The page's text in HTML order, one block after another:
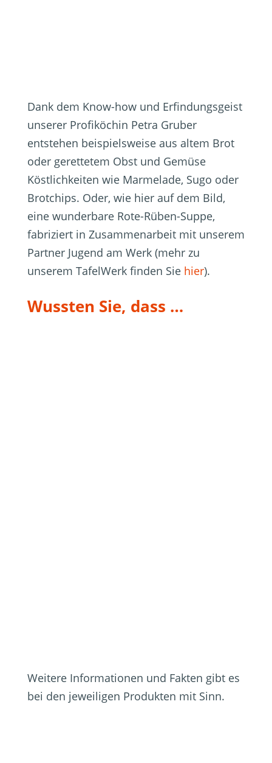
Dank dem Know-how und Erfindungsgeist
unserer Profiköchin Petra Gruber
entstehen beispielsweise aus altem Brot
oder gerettetem Obst und Gemüse
Köstlichkeiten wie Marmelade, Sugo oder
Brotchips. Oder, wie hier auf dem Bild,
eine wunderbare Rote-Rüben-Suppe,
fabriziert in Zusammenarbeit mit unserem
Partner Jugend am Werk (mehr zu
unserem TafelWerk finden Siehier).
Wussten Sie, dass …
Weitere Informationen und Fakten gibt es
bei den jeweiligen Produkten mit Sinn.